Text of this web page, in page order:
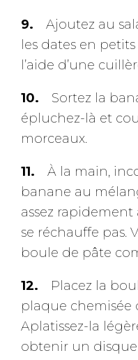
Ajoutez au
les dates en
l’aide d’une
Sortez la
épluchez-là et
morceaux.
À la main,
banane au
assez
se réchauffe pas.
boule de pâte
Placez la
plaque chemisée
Aplatissez-la
obtenir un disque